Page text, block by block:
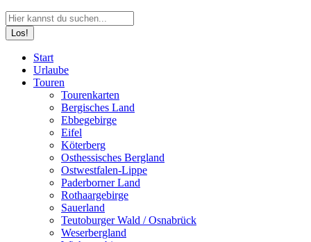
Search:
page
opens
page
opens
page
opens
Start
Urlaube
Touren
Tourenkarten
Bergisches Land
Ebbegebirge
Eifel
Köterberg
Osthessisches Bergland
Ostwestfalen-Lippe
Paderborner Land
Rothaargebirge
Sauerland
Teutoburger Wald / Osnabrück
Weserbergland